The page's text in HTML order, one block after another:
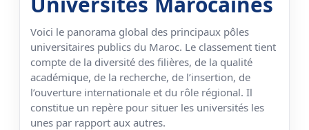
Universités Marocaines
Voici le panorama global des principaux pôles
universitaires publics du Maroc. Le classement tient
compte de la diversité des filières, de la qualité
académique, de la recherche, de l’insertion, de
l’ouverture internationale et du rôle régional. Il
constitue un repère pour situer les universités les
unes par rapport aux autres.